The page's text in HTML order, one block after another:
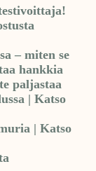
– miten se
hankkia
paljastaa
| Katso
| Katso